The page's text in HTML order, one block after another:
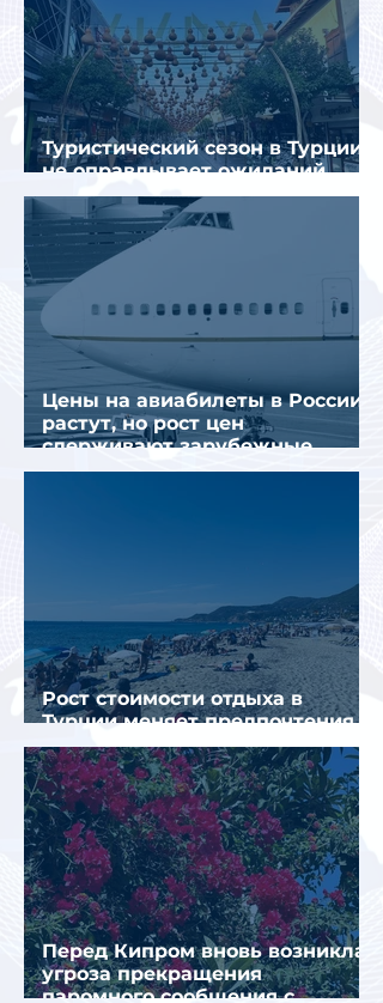
Туристический сезон в Турции
не оправдывает ожиданий
отрасли
Цены на авиабилеты в России
растут, но рост цен
сдерживают зарубежные
конкуренты
Рост стоимости отдыха в
Турции меняет предпочтения
туристов
Перед Кипром вновь возникла
угроза прекращения
паромного сообщения с